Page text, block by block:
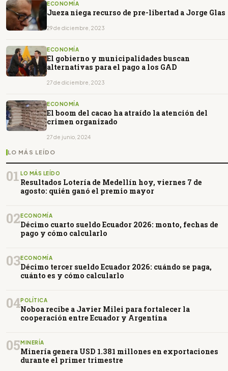
ECONOMÍA
Jueza niega recurso de pre-libertad a Jorge Glas
29 de diciembre, 2023
ECONOMÍA
El gobierno y municipalidades buscan
alternativas para el pago a los GAD
27 de diciembre, 2023
ECONOMÍA
El boom del cacao ha atraído la atención del
crimen organizado
27 de junio, 2024
LO MÁS LEÍDO
01 LO MÁS LEÍDO
Resultados Lotería de Medellín hoy, viernes 7 de
agosto: quién ganó el premio mayor
02 ECONOMÍA
Décimo cuarto sueldo Ecuador 2026: monto, fechas de
pago y cómo calcularlo
03ECONOMÍA
Décimo tercer sueldo Ecuador 2026: cuándo se paga,
cuánto es y cómo calcularlo
04POLÍTICA
Noboa recibe a Javier Milei para fortalecer la
cooperación entre Ecuador y Argentina
05 MINERÍA
Minería genera USD 1.381 millones en exportaciones
durante el primer trimestre